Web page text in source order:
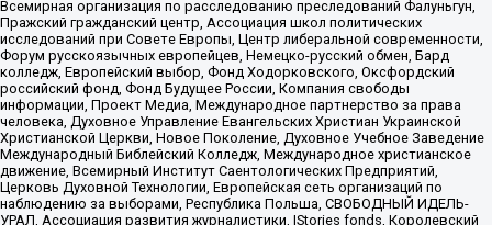
Всемирная организация по расследованию преследований Фалуньгун,
Пражский гражданский центр, Ассоциация школ политических
исследований при Совете Европы, Центр либеральной современности,
Форум русскоязычных европейцев, Немецко-русский обмен, Бард
колледж, Европейский выбор, Фонд Ходорковского, Оксфордский
российский фонд, Фонд Будущее России, Компания свободы
информации, Проект Медиа, Международное партнерство за права
человека, Духовное Управление Евангельских Христиан Украинской
Христианской Церкви, Новое Поколение, Духовное Учебное Заведение
Международный Библейский Колледж, Международное христианское
движение, Всемирный Институт Саентологических Предприятий,
Церковь Духовной Технологии, Европейская сеть организаций по
наблюдению за выборами, Республика Польша, СВОБОДНЫЙ ИДЕЛЬ-
УРАЛ, Ассоциация развития журналистики, IStories fonds, Королевский